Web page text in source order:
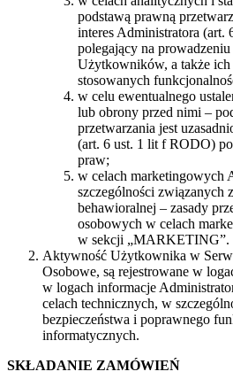
podstawą prawną
interes Administratora
polegający na
Użytkowników, a także
stosowanych
w celu ewentualnego
lub obrony przed nimi –
przetwarzania jest
(art. 6 ust. 1 lit f RODO)
praw;
w celach marketingowych
szczególności związanych
behawioralnej – zasady
osobowych w celach
w sekcji „MARKETING”.
Aktywność Użytkownika w
Osobowe, są rejestrowane w
w logach informacje
celach technicznych, w
bezpieczeństwa i poprawnego
informatycznych.
SKŁADANIE ZAMÓWIEŃ